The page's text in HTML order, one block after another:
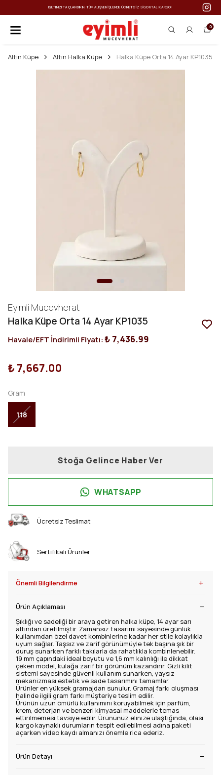
IŞILTINIZI TAÇLANDIRIN: TÜM ALIŞVERIŞLERDE ÜCRETSIZ SIGORTALI KARGO!
0
Altın Küpe Altın Halka Küpe Halka Küpe Orta 14 Ayar KP1035
Eyimli Mucevherat
Halka Küpe Orta 14 Ayar KP1035
Havale/EFT İndirimli Fiyatı:₺ 7,436.99
₺ 7,667.00
Gram
1.18
Stoğa Gelince Haber Ver
WHATSAPP
Ücretsiz Teslimat
Sertifikalı Ürünler
Önemli Bilgilendirme +
Ürün Açıklaması
Şıklığı ve sadeliği bir araya getiren halka küpe, 14 ayar sarı
altından üretilmiştir. Zamansız tasarımı sayesinde günlük
kullanımdan özel davet kombinlerine kadar her stile kolaylıkla
uyum sağlar. Taşsız ve zarif görünümüyle tek başına şık bir
duruş sunarken farklı takılarla da rahatlıkla kombinlenebilir.
19 mm çapındaki ideal boyutu ve 1,6 mm kalınlığı ile dikkat
çeken model, kulağa zarif bir görünüm kazandırır. Gizli kilit
sistemi sayesinde güvenli kullanım sunarken, yaysız
mekanizması estetik ve sade tasarımını tamamlar.
Ürünler en yüksek gramajdan sunulur. Gramaj farkı oluşması
halinde ilgili gram farkı müşteriye teslim edilir.
Ürünün uzun ömürlü kullanımını koruyabilmek için parfüm,
krem, deterjan ve benzeri kimyasal maddelerle temas
ettirilmemesi tavsiye edilir. Ürününüz elinize ulaştığında, olası
kargo kaynaklı durumların tespit edilebilmesi adına paketi
açarken video kaydı almanızı önemle rica ederiz.
Ürün Detayı